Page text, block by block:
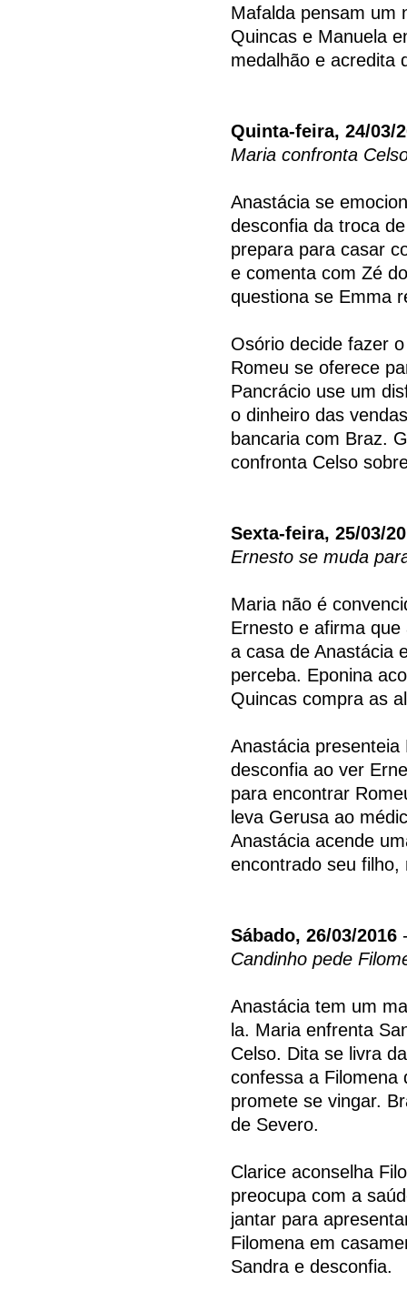
Mafalda pensam um
Quincas e Manuela
medalhão e acredita
Quinta-feira, 24/03/
Maria confronta
Anastácia se
desconfia da troca
prepara para casar
e comenta com Zé
questiona se Emma
Osório decide fazer
Romeu se oferece
Pancrácio use um
o dinheiro das
bancaria com Braz.
confronta Celso
Sexta-feira, 25/03/
Ernesto se muda
Maria não é
Ernesto e afirma
a casa de Anastácia
perceba. Eponina
Quincas compra as
Anastácia
desconfia ao ver
para encontrar
leva Gerusa ao
Anastácia acende
encontrado seu
Sábado, 26/03/2016
Candinho pede
Anastácia tem um
la. Maria enfrenta
Celso. Dita se livra
confessa a Filomena
promete se vingar.
de Severo.
Clarice aconselha
preocupa com a
jantar para
Filomena em
Sandra e desconfia.